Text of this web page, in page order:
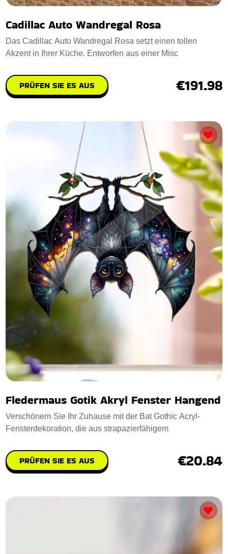
Cadillac Auto Wandregal Rosa
Das Cadillac Auto Wandregal Rosa setzt einen tollen
Akzent in Ihrer Küche. Entworfen aus einer Misc
PRÜFEN SIE ES AUS €191.98
Fledermaus Gotik Akryl Fenster Hangend
Verschönern Sie Ihr Zuhause mit der Bat Gothic Acryl-
Fensterdekoration, die aus strapazierfähigem
PRÜFEN SIE ES AUS €20.84